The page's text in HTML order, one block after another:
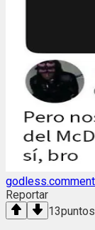
Reportar
13puntos